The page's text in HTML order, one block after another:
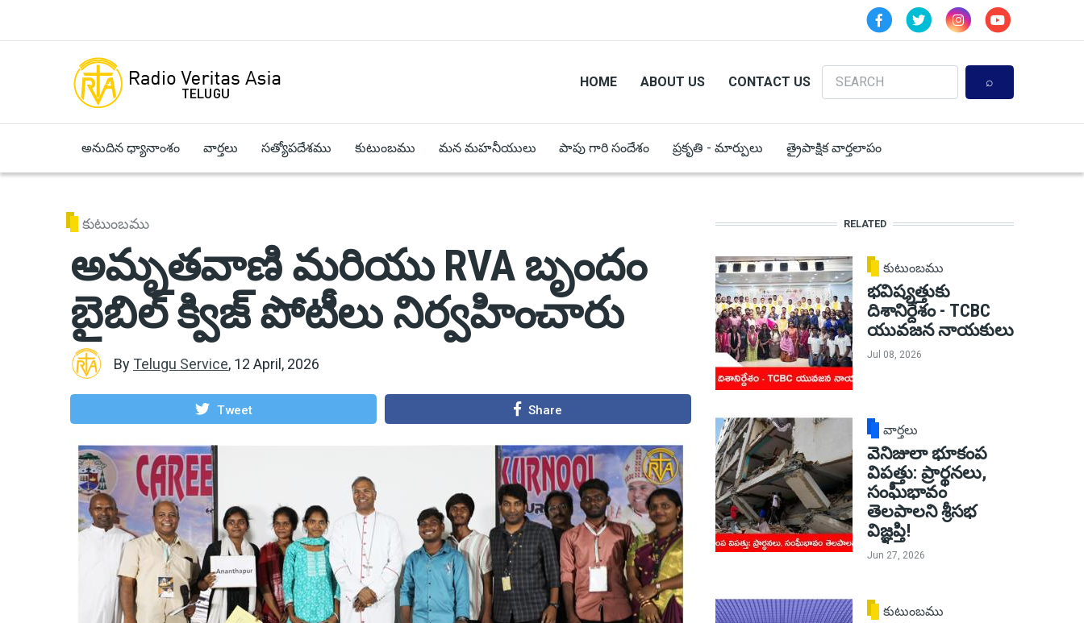
HOME ABOUT US CONTACT US
Search
అనుదిన ధ్యానాంశం వార్తలు సత్యోపదేశము కుటుంబము మన మహనీయులు పాపు గారి సందేశం ప్రకృతి - మార్పులు త్రైపాక్షిక వార్తలాపం
కుటుంబము
అమృతవాణి మరియు RVA బృందం
బైబిల్ క్విజ్ పోటీలు నిర్వహించారు
By Telugu Service, 12 April, 2026
Tweet Share
RELATED
కుటుంబము
భవిష్యత్తుకు
దిశానిర్దేశం - TCBC
యువజన నాయకులు
Jul 08, 2026
వార్తలు
వెనిజులా భూకంప
విపత్తు: ప్రార్థనలు,
సంఘీభావం
తెలపాలని శ్రీసభ
విజ్ఞప్తి!
Jun 27, 2026
కుటుంబము